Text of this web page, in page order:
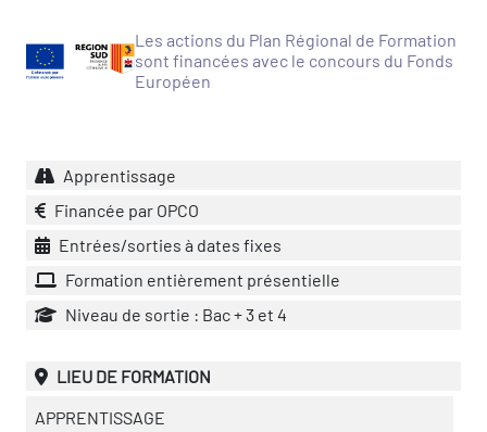
Les actions du Plan Régional de Formation
sont financées avec le concours du Fonds
Européen
Apprentissage
Financée par OPCO
Entrées/sorties à dates fixes
Formation entièrement présentielle
Niveau de sortie : Bac + 3 et 4
LIEU DE FORMATION
APPRENTISSAGE